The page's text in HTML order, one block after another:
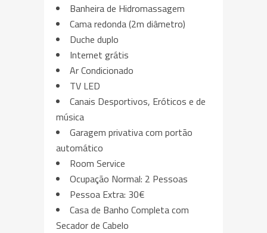
Banheira de Hidromassagem
Cama redonda (2m diâmetro)
Duche duplo
Internet grátis
Ar Condicionado
TV LED
Canais Desportivos, Eróticos e de
música
Garagem privativa com portão
automático
Room Service
Ocupação Normal: 2 Pessoas
Pessoa Extra: 30€
Casa de Banho Completa com
Secador de Cabelo